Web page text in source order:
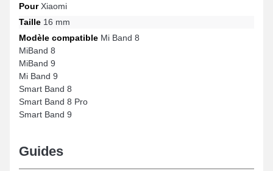
PourXiaomi
Taille 16 mm
Modèle compatible Mi Band 8
MiBand 8
MiBand 9
Mi Band 9
Smart Band 8
Smart Band 8 Pro
Smart Band 9
Guides